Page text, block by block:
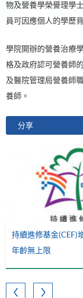
物及營養學榮譽理學
員可因應個人的學歷
學院開辦的營養治療
格及政府認可營養師
及醫院管理局營養師
養師。
分享
持續進修基金(CEF)
年齡無上限